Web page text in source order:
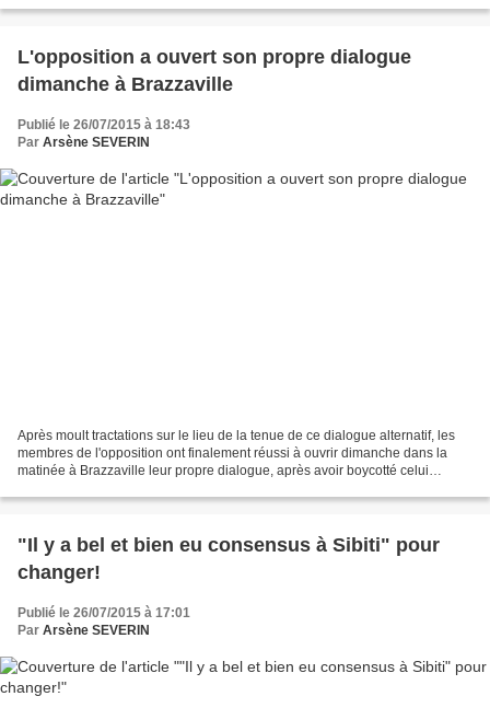
L'opposition a ouvert son propre dialogue
dimanche à Brazzaville
Publié le 26/07/2015 à 18:43
Par Arsène SEVERIN
Après moult tractations sur le lieu de la tenue de ce dialogue alternatif, les
membres de l'opposition ont finalement réussi à ouvrir dimanche dans la
matinée à Brazzaville leur propre dialogue, après avoir boycotté celui
"Il y a bel et bien eu consensus à Sibiti" pour
changer!
Publié le 26/07/2015 à 17:01
Par Arsène SEVERIN